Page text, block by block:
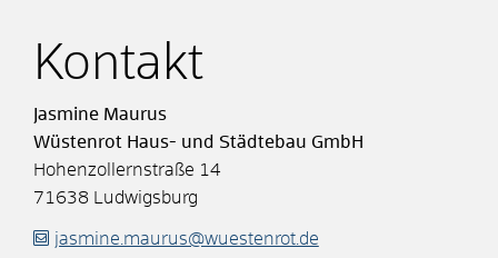
Kontakt
Jasmine Maurus
Wüstenrot Haus- und Städtebau GmbH
Hohenzollernstraße 14
71638
Ludwigsburg
jasmine.maurus@wuestenrot.de